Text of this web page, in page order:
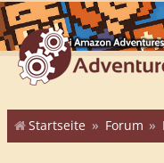
Startseite Forum